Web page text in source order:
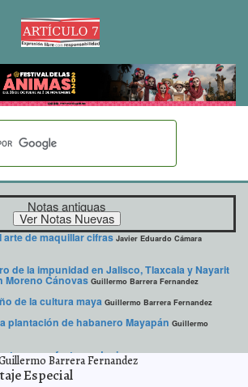
Notas antiguas
arte de maquillar cifras Javier Eduardo Cámara
de la impunidad en Jalisco, Tlaxcala y Nayarit
Moreno Cánovas Guillermo Barrera Fernandez
de la cultura maya Guillermo Barrera Fernandez
plantación de habanero Mayapán Guillermo
y sus factores de riesgo Lois Izquierdo
del mundo 2011. Un año récord en
Barrera Fernandez
Especial